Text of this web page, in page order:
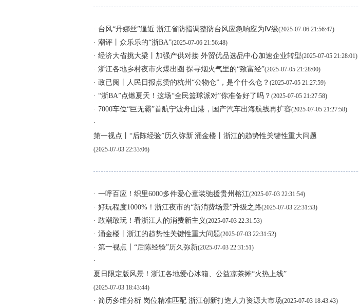
· 台风“丹娜丝”逼近 浙江省防指调整防台风应急响应为Ⅳ级(2025-07-06 21:56:47)
· 潮评丨众乐乐的“浙BA”(2025-07-06 21:56:48)
· 经济大省挑大梁丨加强产供对接 外贸优品选品中心加速企业转型(2025-07-05 21:28:01)
· ​浙江各地乡村夜市火爆出圈 探寻烟火气里的“致富经”(2025-07-05 21:28:00)
· 政已阅丨人民日报点赞的杭州“公物仓”，是个什么仓？ (2025-07-05 21:27:59)
· “浙BA”点燃夏天！这场“全民篮球派对”你准备好了吗？ (2025-07-05 21:27:58)
· 7000车位“巨无霸”首航宁波舟山港，国产汽车出海航线再扩容(2025-07-05 21:27:58)
·
第一视点丨“后陈经验”历久弥新 涌金楼丨浙江的趋势性关键性重大问题
(2025-07-03 22:33:06)
· 一呼百应！织里6000多件爱心童装驰援贵州榕江(2025-07-03 22:31:54)
· 好玩程度1000%！浙江夜市的“新消费场景”升级之路(2025-07-03 22:31:53)
· 敢潮敢玩！看浙江人的消费新主义(2025-07-03 22:31:53)
· 涌金楼丨浙江的趋势性关键性重大问题(2025-07-03 22:31:52)
· 第一视点丨“后陈经验”历久弥新(2025-07-03 22:31:51)
·
夏日限定版风景！浙江各地爱心冰箱、公益凉茶摊“火热上线”
(2025-07-03 18:43:44)
· 简历多维分析 岗位精准匹配 浙江创新打造人力资源大市场(2025-07-03 18:43:43)